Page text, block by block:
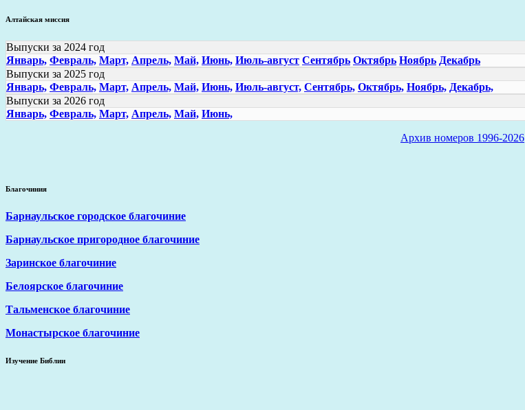
Алтайская миссия
Выпуски за 2024 год
Январь, Февраль, Март, Апрель, Май, Июнь, Июль-август Сентябрь Октябрь Ноябрь Декабрь
Выпуски за 2025 год
Январь, Февраль, Март, Апрель, Май, Июнь, Июль-август, Сентябрь, Октябрь, Ноябрь, Декабрь,
Выпуски за 2026 год
Январь, Февраль, Март, Апрель, Май, Июнь,
Архив номеров 1996-2026
Благочиния
Барнаульское городское благочиние
Барнаульское пригородное благочиние
Заринское благочиние
Белоярское благочиние
Тальменское благочиние
Монастырское благочиние
Изучение Библии